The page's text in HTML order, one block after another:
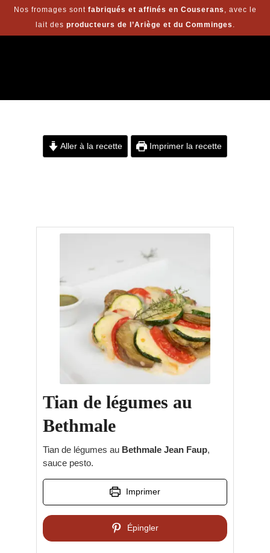
Nos fromages sont fabriqués et affinés en Couserans , avec le
lait des producteurs de l’Ariège et du Comminges .
Aller à la recette Imprimer la recette
Tian de légumes au
Bethmale
Tian de légumes au Bethmale Jean Faup,
sauce pesto.
Imprimer
Épingler